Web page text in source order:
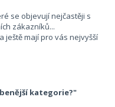
se objevují nejčastěji s
zákazníků...
ještě mají pro vás nejvyšší
kategorie?"